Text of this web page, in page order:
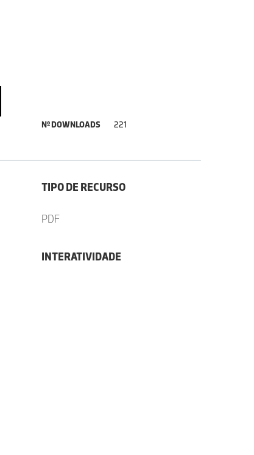
Nº DOWNLOADS 221
TIPO DE RECURSO
PDF
INTERATIVIDADE